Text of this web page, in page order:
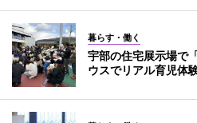
暮らす・働く
宇部の住宅展示場で
ウスでリアル育児体